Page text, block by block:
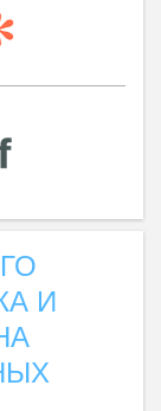
И